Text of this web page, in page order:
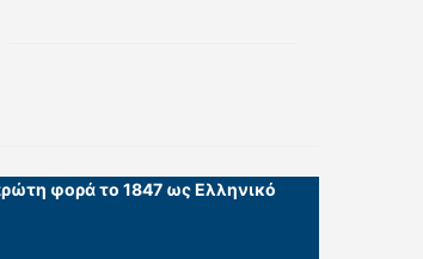
φορά το 1847 ως Ελληνικό